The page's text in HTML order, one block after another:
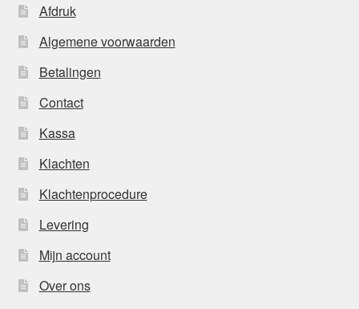
Afdruk
Algemene voorwaarden
Betalingen
Contact
Kassa
Klachten
Klachtenprocedure
Levering
Mijn account
Over ons